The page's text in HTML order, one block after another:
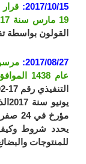
2017/10/15:
19 مارس سنة 2017
القولون بواسطة
2017/08/27:
عام 1438 الموافق 22 فشت سنة 2017
يحدد شروط
للمنتوجات